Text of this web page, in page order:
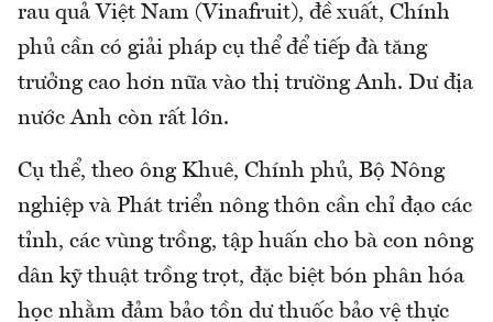
rau quả Việt Nam (Vinafruit), đề xuất, Chính
phủ cần có giải pháp cụ thể để tiếp đà tăng
trưởng cao hơn nữa vào thị trường Anh. Dư địa
nước Anh còn rất lớn.
Cụ thể, theo ông Khuê, Chính phủ, Bộ Nông
nghiệp và Phát triển nông thôn cần chỉ đạo các
tỉnh, các vùng trồng, tập huấn cho bà con nông
dân kỹ thuật trồng trọt, đặc biệt bón phân hóa
học nhằm đảm bảo tồn dư thuốc bảo vệ thực